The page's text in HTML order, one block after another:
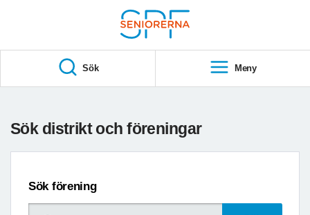
S
A
Sök Meny
Sök distrikt och föreningar
Sök förening